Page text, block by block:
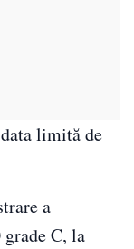
limită de
a
C, la